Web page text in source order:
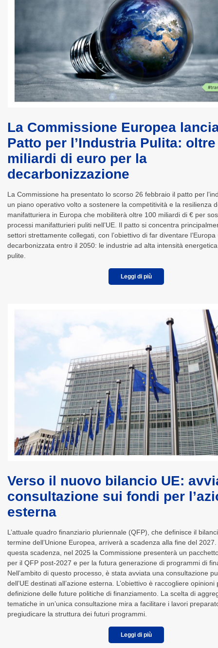
La Commissione Europea
Patto per l’Industria Pulita: oltre
miliardi di euro per la
decarbonizzazione
La Commissione ha presentato lo scorso 26 febbraio il patto per
un piano operativo volto a sostenere la competitività e la resilienza
manifatturiera in Europa che mobiliterà oltre 100 miliardi di € per
processi manifatturieri puliti nell’UE. Il patto si concentra
settori strettamente collegati, con l’obiettivo di far diventare l’Europa
decarbonizzata entro il 2050: le industrie ad alta intensità
pulite.
Leggi di più
Verso il nuovo bilancio UE:
consultazione sui fondi per
esterna
L’attuale quadro finanziario pluriennale (QFP), che definisce il
termine dell’Unione Europea, arriverà a scadenza alla fine del
questa scadenza, nel 2025 la Commissione presenterà un
per il QFP post-2027 e per la futura generazione di programmi di
Nell’ambito di questo processo, è stata avviata una consultazione
dell’UE destinati all’azione esterna. L’obiettivo è raccogliere
definizione delle future politiche di finanziamento. La scelta di
tematiche in un’unica consultazione mira a facilitare i lavori
pregiudicare la struttura dei futuri programmi.
Leggi di più